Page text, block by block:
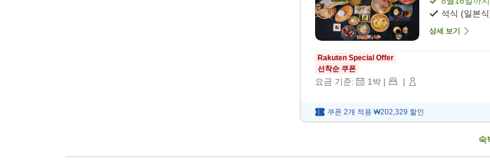
석식 (일본
상세 보기
Rakuten Special Offer
선착순 쿠폰
요금 기준: 1박 | |
쿠폰 2개 적용 ₩202,329 할인
숙